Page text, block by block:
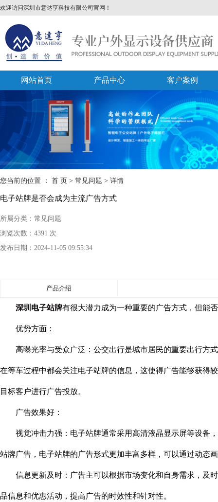
欢迎访问深圳市意达亨科技有限公司官网！
网站首页 产品中心 客户案例
您当前的位置 ： 首 页 > 常见问题 > 详情
电子站牌是否会成为主流广告方式
所属分类： 常见问题
浏览次数： 4391 次
发布日期： 2024-11-05 09:55:34
产品介绍
深圳电子站牌有很大潜力成为一种重要的广告方式，但能
优势方面：
高曝光率与受众广泛：公交出行是城市居民的重要出行方式
在等车过程中都会关注电子站牌的信息，这使得广告能够获得
目标客户进行广告投放。
广告效果好：
视觉冲击力强：电子站牌通常采用高清液晶显示屏等设备，
站牌广告，电子站牌的广告形式更加丰富多样，可以通过动态
信息更新及时：广告主可以根据市场变化和自身需求，及时
品信息和优惠活动，提高广告的时效性和针对性。